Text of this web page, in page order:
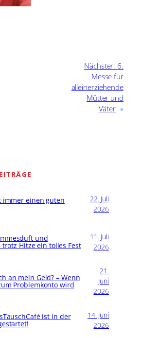
Nächster: 6.
Messe für
alleinerziehende
Mütter und
Väter »
immer einen guten
22. Juli
2026
und
trotz Hitze ein tolles Fest
11. Juli
2026
an mein Geld? – Wenn
Problemkonto wird
21.
Juni
2026
ist in der
14. Juni
2026